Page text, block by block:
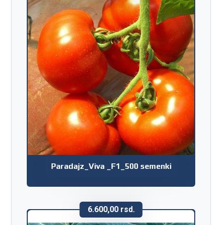
Paradajz_Viva _F1_500 semenki
6.600,00 rsd.